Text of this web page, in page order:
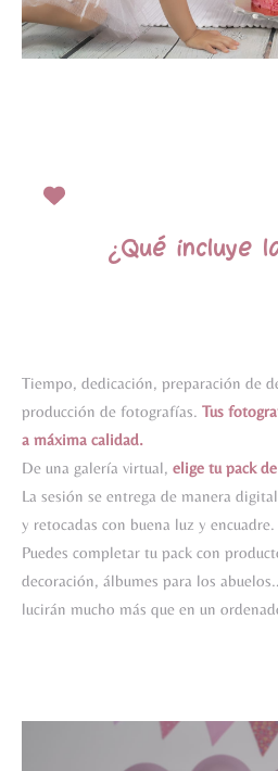
¿Qué incluye
Tiempo, dedicación, preparación de
producción de fotografías. Tus
a máxima calidad.
De una galería virtual, elige tu pack
La sesión se entrega de manera
y retocadas con buena luz y encuadre.
Puedes completar tu pack con
decoración, álbumes para los
lucirán mucho más que en un